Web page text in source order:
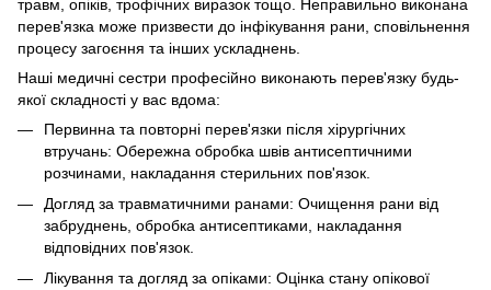
травм, опіків, трофічних виразок тощо. Неправильно виконана
перев'язка може призвести до інфікування рани, сповільнення
процесу загоєння та інших ускладнень.
Наші медичні сестри професійно виконають перев'язку будь-
якої складності у вас вдома:
Первинна та повторні перев'язки після хірургічних
втручань: Обережна обробка швів антисептичними
розчинами, накладання стерильних пов'язок.
Догляд за травматичними ранами: Очищення рани від
забруднень, обробка антисептиками, накладання
відповідних пов'язок.
Лікування та догляд за опіками: Оцінка стану опікової